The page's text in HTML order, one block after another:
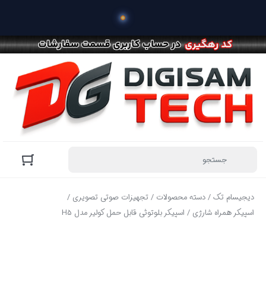
دیجیسام تک/دسته محصولات /تجهیزات صوتی تصویری /
اسپیکر همراه شارژی / اسپیکر بلوتوثی قابل حمل کولیر مدل H5
خرید محص